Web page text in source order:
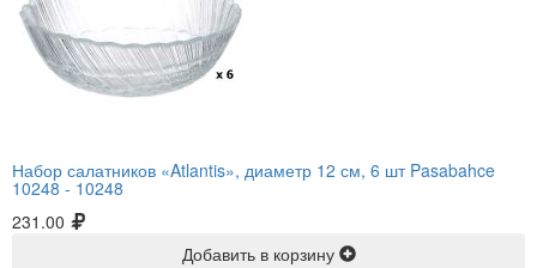
Набор салатников «Atlantis», диаметр 12 см, 6 шт Pasabahce
10248 - 10248
231.00
Добавить в корзину